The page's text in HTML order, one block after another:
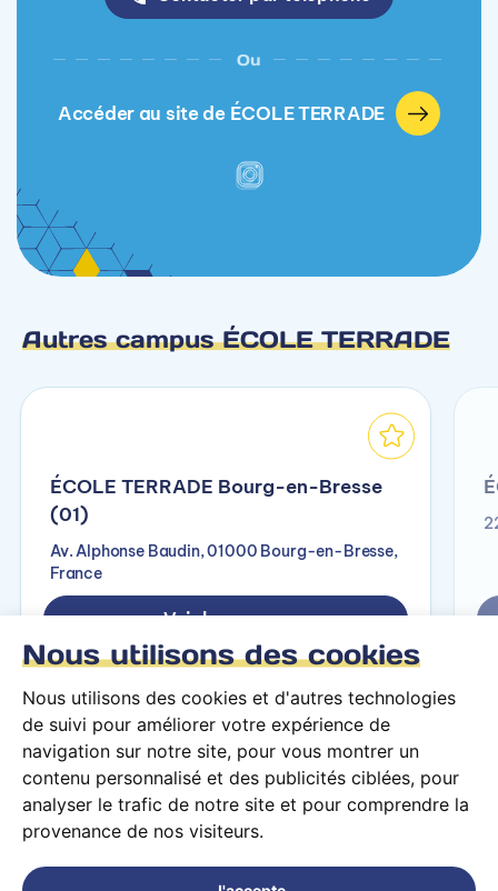
Nous utilisons des cookies
Nous utilisons des cookies et d'autres technologies
de suivi pour améliorer votre expérience de
navigation sur notre site, pour vous montrer un
contenu personnalisé et des publicités ciblées, pour
analyser le trafic de notre site et pour comprendre la
provenance de nos visiteurs.
Ou
Accéder au site de ÉCOLE TERRADE
Autres campus ÉCOLE TERRADE
ÉCOLE TERRADE Bourg-en-Bresse
(01)
Av. Alphonse Baudin, 01000 Bourg-en-Bresse,
France
Voir le campus
Conditions générales d’utilisation